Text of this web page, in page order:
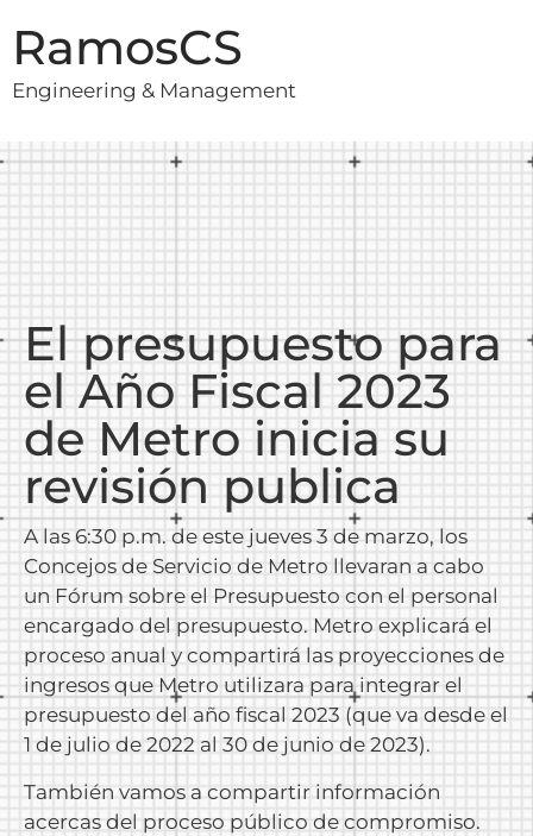
RamosCS
Engineering & Management
El presupuesto para
el Año Fiscal 2023
de Metro inicia su
revisión publica
A las 6:30 p.m. de este jueves 3 de marzo, los
Concejos de Servicio de Metro llevaran a cabo
un Fórum sobre el Presupuesto con el personal
encargado del presupuesto. Metro explicará el
proceso anual y compartirá las proyecciones de
ingresos que Metro utilizara para integrar el
presupuesto del año fiscal 2023 (que va desde el
1 de julio de 2022 al 30 de junio de 2023).
También vamos a compartir información
acercas del proceso público de compromiso.